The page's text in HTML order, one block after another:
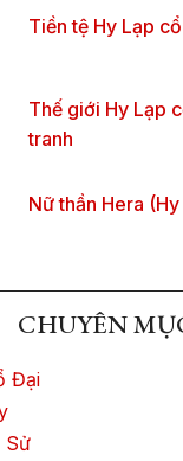
Tiền tệ Hy Lạp
Thế giới Hy Lạp
tranh
Nữ thần Hera
CHUYÊN
Đại
Sử